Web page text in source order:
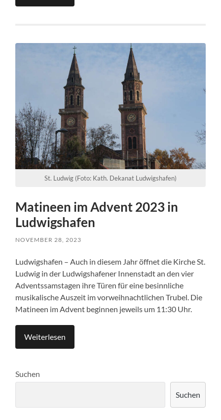
St. Ludwig (Foto: Kath. Dekanat Ludwigshafen)
Matineen im Advent 2023 in
Ludwigshafen
NOVEMBER 28, 2023
Ludwigshafen – Auch in diesem Jahr öffnet die Kirche St.
Ludwig in der Ludwigshafener Innenstadt an den vier
Adventssamstagen ihre Türen für eine besinnliche
musikalische Auszeit im vorweihnachtlichen Trubel. Die
Matineen im Advent beginnen jeweils um 11:30 Uhr.
Weiterlesen
Suchen
Suchen